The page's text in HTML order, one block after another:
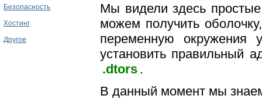
Безопасность
Хостинг
Другое
Мы видели здесь
можем получить
переменную окружения
установить правильный
.dtors .
В данный момент мы